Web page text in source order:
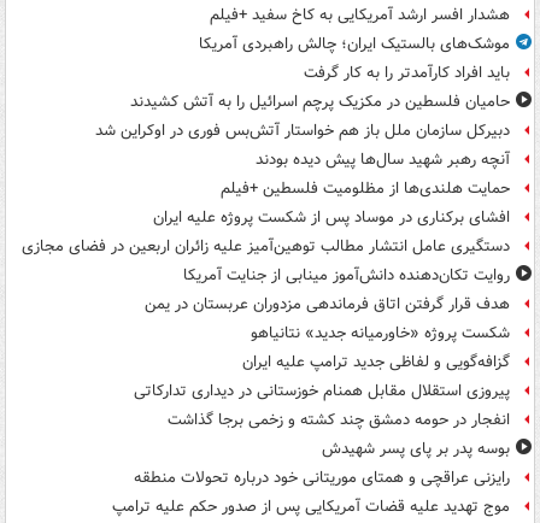
هشدار افسر ارشد آمریکایی به کاخ سفید +فیلم
موشک‌های بالستیک ایران؛ چالش راهبردی آمریکا
باید افراد کارآمدتر را به کار گرفت
حامیان فلسطین در مکزیک پرچم اسرائیل را به آتش کشیدند
دبیرکل سازمان ملل باز هم خواستار آتش‌بس فوری در اوکراین شد
آنچه رهبر شهید سال‌ها پیش دیده بودند
حمایت هلندی‌ها از مظلومیت فلسطین +فیلم
افشای برکناری در موساد پس از شکست پروژه علیه ایران
دستگیری عامل انتشار مطالب توهین‌آمیز علیه زائران اربعین در فضای مجازی
روایت تکان‌دهنده دانش‌آموز مینابی از جنایت آمریکا
هدف قرار گرفتن اتاق‌ فرماندهی مزدوران عربستان در یمن
شکست پروژه «خاورمیانه جدید» نتانیاهو
گزافه‌گویی و لفاظی جدید ترامپ علیه ایران
پیروزی استقلال مقابل همنام خوزستانی در دیداری تدارکاتی
انفجار در حومه دمشق چند کشته و زخمی برجا گذاشت
بوسه‌ پدر بر پای پسر شهیدش
رایزنی عراقچی و همتای موریتانی خود درباره تحولات منطقه
موج تهدید علیه قضات آمریکایی پس از صدور حکم علیه ترامپ